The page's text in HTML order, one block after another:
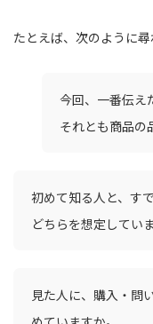
たとえば、次のように尋
今回、一番伝え
それとも商品の
初めて知る人と、す
どちらを想定してい
見た人に、購入・問